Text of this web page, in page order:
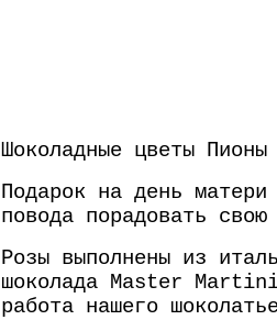
Шоколадные цветы
Подарок на день
повода порадовать свою
Розы выполнены из
шоколада Master
работа нашего